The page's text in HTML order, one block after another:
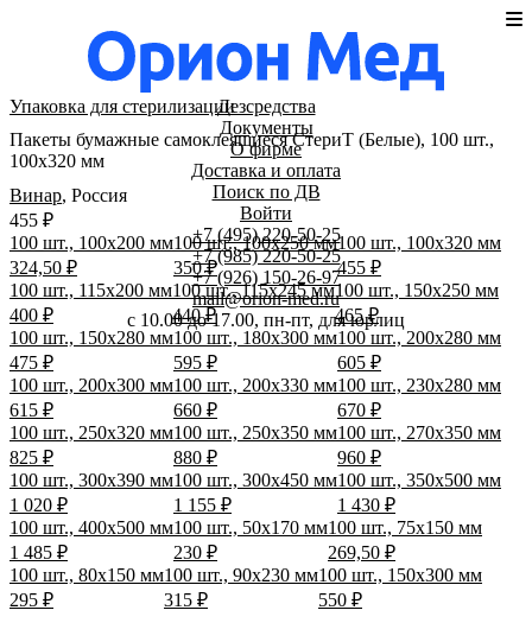
Дезсредства
Документы
О фирме
Доставка и оплата
Поиск по ДВ
Войти
+7 (495) 220-50-25
+7 (985) 220-50-25
+7 (926) 150-26-97
mail@orion-med.ru
c 10.00 до 17.00, пн-пт, для юрлиц
Упаковка для стерилизации
Пакеты бумажные самоклеящиеся СтериТ (Белые), 100 шт.,
100х320 мм
Винар, Россия
100 шт., 100х200 мм
324,50 ₽
100 шт., 100х250 мм
350 ₽
100 шт., 100х320 мм
455 ₽
100 шт., 115х200 мм
400 ₽
100 шт., 115х245 мм
440 ₽
100 шт., 150х250 мм
465 ₽
100 шт., 150х280 мм
475 ₽
100 шт., 180х300 мм
595 ₽
100 шт., 200х280 мм
605 ₽
100 шт., 200х300 мм
615 ₽
100 шт., 200х330 мм
660 ₽
100 шт., 230х280 мм
670 ₽
100 шт., 250х320 мм
825 ₽
100 шт., 250х350 мм
880 ₽
100 шт., 270х350 мм
960 ₽
100 шт., 300х390 мм
1 020 ₽
100 шт., 300х450 мм
1 155 ₽
100 шт., 350х500 мм
1 430 ₽
100 шт., 400х500 мм
1 485 ₽
100 шт., 50х170 мм
230 ₽
100 шт., 75х150 мм
269,50 ₽
100 шт., 80х150 мм
295 ₽
100 шт., 90х230 мм
315 ₽
100 шт., 150х300 мм
550 ₽
455 ₽